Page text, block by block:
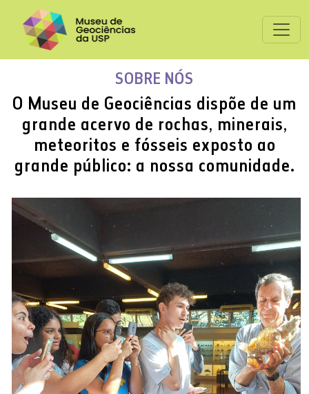
SOBRE NÓS
O Museu de Geociências dispõe de um
grande acervo de rochas, minerais,
meteoritos e fósseis exposto ao
grande público: a nossa comunidade.